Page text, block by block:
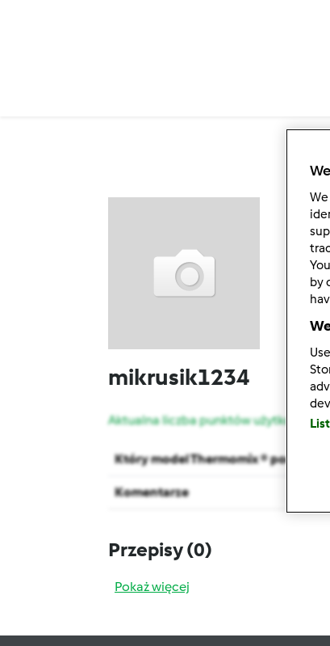
mikrusik1234
Aktualna liczba punktów użytkownika:
Który model Thermomix ® posiadasz?
Komentarze
Przepisy(0)
Pokaż więcej
by